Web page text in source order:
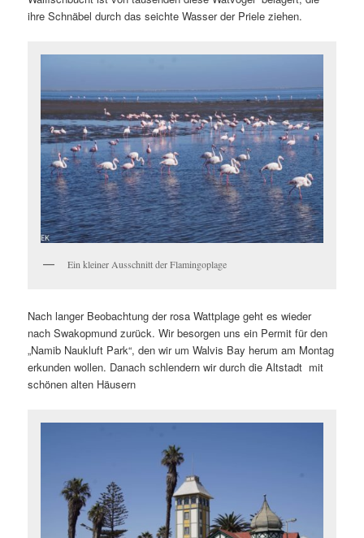
ihre Schnäbel durch das seichte Wasser der Priele ziehen.
Ein kleiner Ausschnitt der Flamingoplage
Nach langer Beobachtung der rosa Wattplage geht es wieder
nach Swakopmund zurück. Wir besorgen uns ein Permit für den
„Namib Naukluft Park“, den wir um Walvis Bay herum am Montag
erkunden wollen. Danach schlendern wir durch die Altstadt mit
schönen alten Häusern